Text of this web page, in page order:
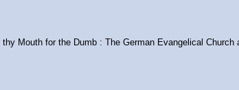
Mouth for the Dumb : The German Evangelical